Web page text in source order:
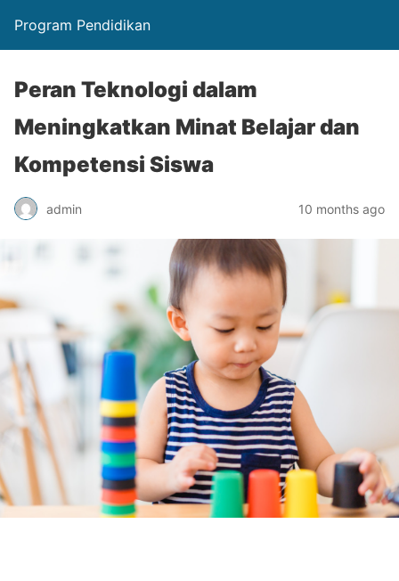
Program Pendidikan
Peran Teknologi dalam
Meningkatkan Minat Belajar dan
Kompetensi Siswa
admin 10 months ago